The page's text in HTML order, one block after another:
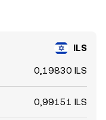
ILS
0,19830 ILS
0,99151 ILS